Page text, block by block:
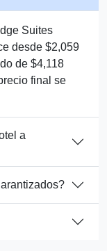
Suites
desde $2,059
de $4,118
final se
a